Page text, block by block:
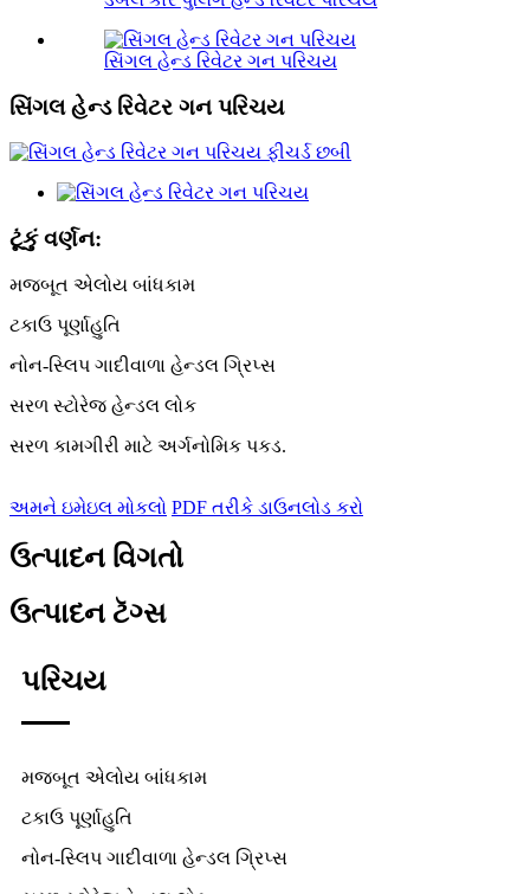
સિંગલ હેન્ડ રિવેટર ગન પરિચય
સિંગલ હેન્ડ રિવેટર ગન પરિચય
ટૂંકું વર્ણન:
મજબૂત એલોય બાંધકામ
ટકાઉ પૂર્ણાહુતિ
નોન-સ્લિપ ગાદીવાળા હેન્ડલ ગ્રિપ્સ
સરળ સ્ટોરેજ હેન્ડલ લોક
સરળ કામગીરી માટે અર્ગનોમિક પકડ.
અમને ઇમેઇલ મોકલો PDF તરીકે ડાઉનલોડ કરો
ઉત્પાદન વિગતો
ઉત્પાદન ટૅગ્સ
પરિચય
મજબૂત એલોય બાંધકામ
ટકાઉ પૂર્ણાહુતિ
નોન-સ્લિપ ગાદીવાળા હેન્ડલ ગ્રિપ્સ